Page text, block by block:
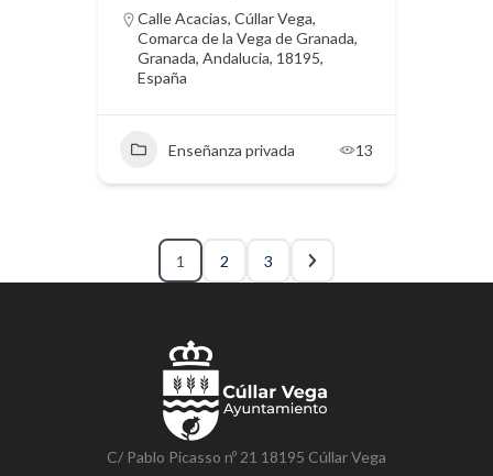
Calle Acacias, Cúllar Vega,
Comarca de la Vega de Granada,
Granada, Andalucia, 18195,
España
Enseñanza privada 13
1 2 3
C/ Pablo Picasso nº 21 18195 Cúllar Vega